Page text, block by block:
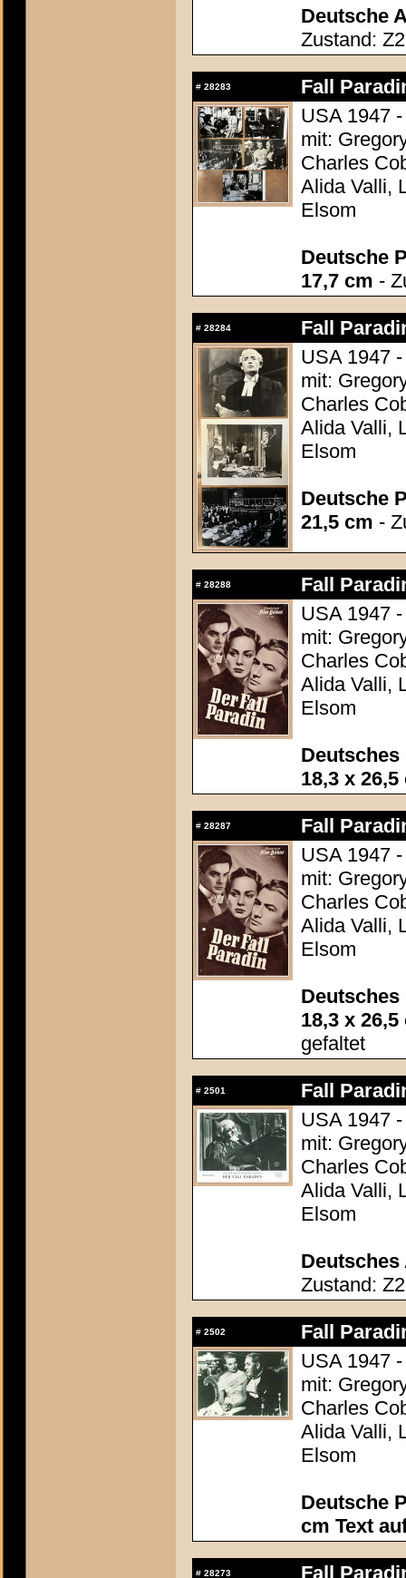
Deutsche
Zustand: Z2
# 28283
Fall
USA 1947
mit:
Charles
Alida Valli,
Elsom
Deutsche
17,7 cm -
# 28284
Fall
USA 1947
mit:
Charles
Alida Valli,
Elsom
Deutsche
21,5 cm -
# 28288
Fall
USA 1947
mit:
Charles
Alida Valli,
Elsom
18,3 x 26,5
# 28287
Fall
USA 1947
mit:
Charles
Alida Valli,
Elsom
18,3 x 26,5
gefaltet
# 2501
Fall
USA 1947
mit:
Charles
Alida Valli,
Elsom
Deutsches
Zustand: Z2
# 2502
Fall
USA 1947
mit:
Charles
Alida Valli,
Elsom
Deutsche
cm Text
# 28273 Fall